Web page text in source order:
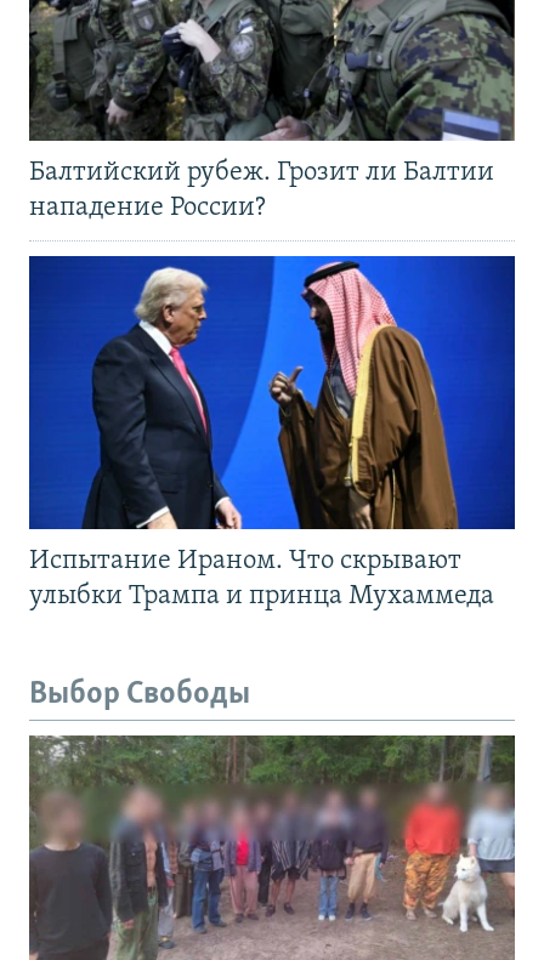
Балтийский рубеж. Грозит ли Балтии
нападение России?
Испытание Ираном. Что скрывают
улыбки Трампа и принца Мухаммеда
Выбор Свободы